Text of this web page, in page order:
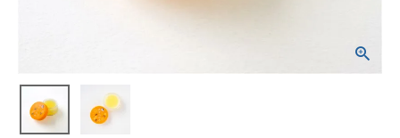
お客さま向け窓口(お問い合わせ)